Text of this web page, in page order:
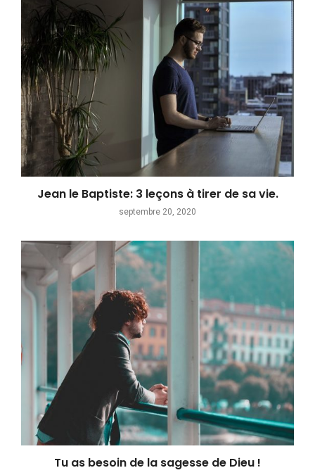
Jean le Baptiste: 3 leçons à tirer de sa vie.
septembre 20, 2020
Tu as besoin de la sagesse de Dieu !